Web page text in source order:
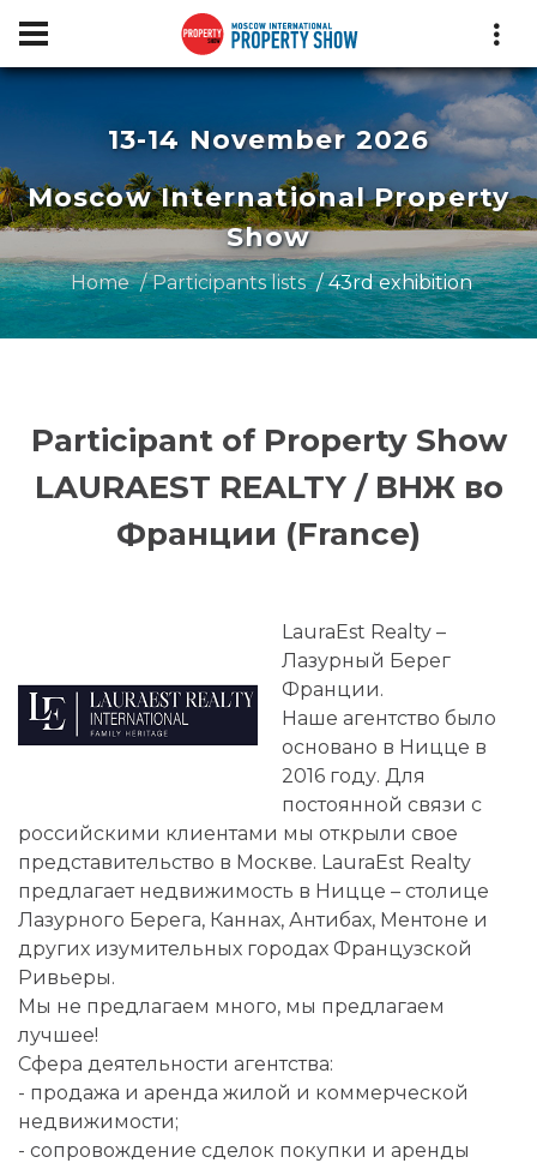
13-14 November 2026
Moscow International Property
Show
Home Participants lists 43rd exhibition
Participant of Property Show
LAURAEST REALTY / ВНЖ во
Франции (France)
LauraEst Realty –
Лазурный Берег
Франции.
Наше агентство было
основано в Ницце в
2016 году. Для
постоянной связи с
российскими клиентами мы открыли свое
представительство в Москве. LauraEst Realty
предлагает недвижимость в Ницце – столице
Лазурного Берега, Каннах, Антибах, Ментоне и
других изумительных городах Французской
Ривьеры.
Мы не предлагаем много, мы предлагаем
лучшее!
Сфера деятельности агентства:
- продажа и аренда жилой и коммерческой
недвижимости;
- сопровождение сделок покупки и аренды